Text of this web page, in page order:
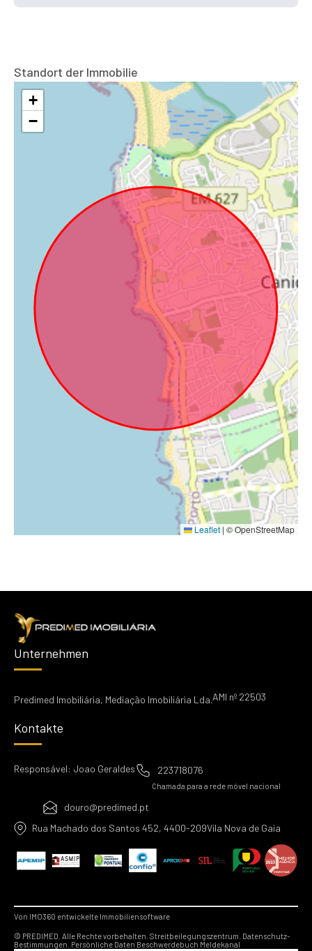
Standort der Immobilie
+
−
Leaflet | © OpenStreetMap
Unternehmen
Predimed Imobiliária, Mediação Imobiliária Lda.AMI nº 22503
Kontakte
Responsável: Joao Geraldes 223718076
Chamada para a rede móvel nacional
douro@predimed.pt
Rua Machado dos Santos 452, 4400-209Vila Nova de Gaia
Von IMO360 entwickelte Immobiliensoftware
© PREDIMED. Alle Rechte vorbehalten. Streitbeilegungszentrum. Datenschutz-
Bestimmungen. Persönliche Daten Beschwerdebuch Meldekanal